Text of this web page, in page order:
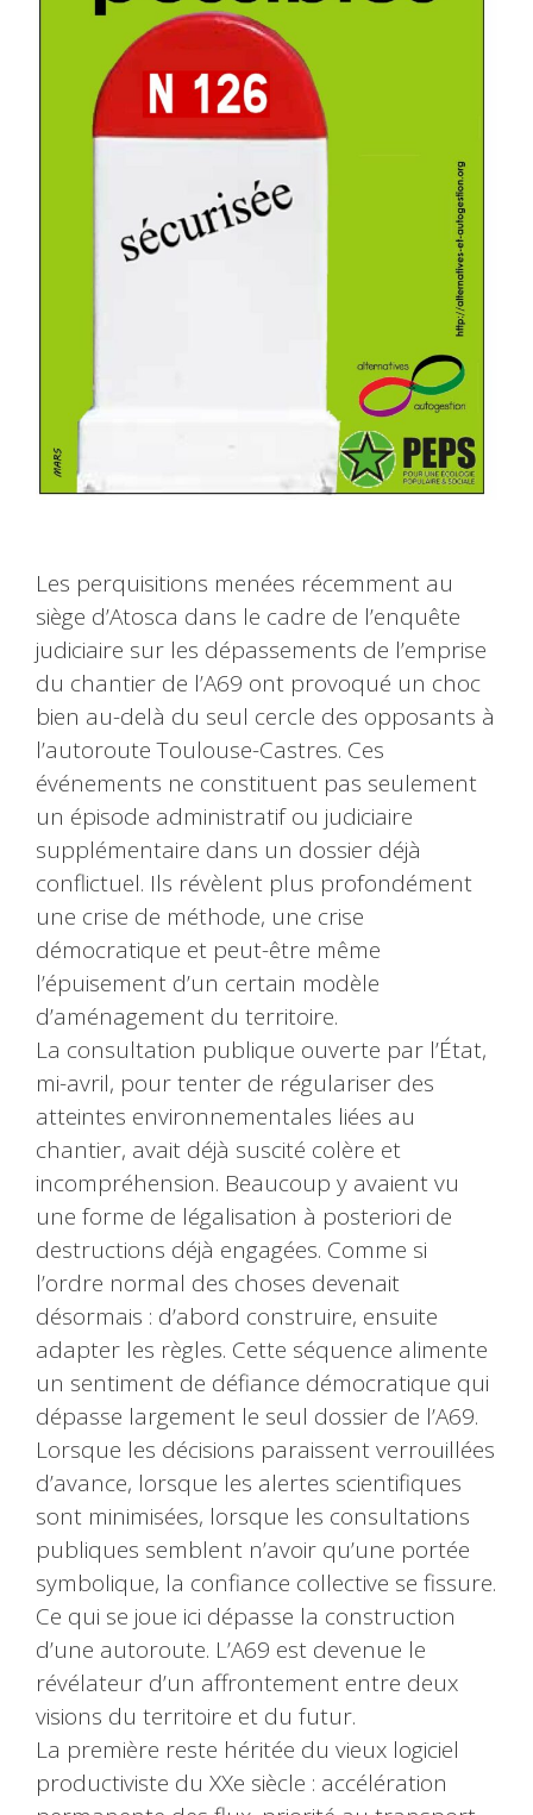
Les perquisitions menées récemment au
siège d’Atosca dans le cadre de l’enquête
judiciaire sur les dépassements de l’emprise
du chantier de l’A69 ont provoqué un choc
bien au-delà du seul cercle des opposants à
l’autoroute Toulouse-Castres. Ces
événements ne constituent pas seulement
un épisode administratif ou judiciaire
supplémentaire dans un dossier déjà
conflictuel. Ils révèlent plus profondément
une crise de méthode, une crise
démocratique et peut-être même
l’épuisement d’un certain modèle
d’aménagement du territoire.
La consultation publique ouverte par l’État,
mi-avril, pour tenter de régulariser des
atteintes environnementales liées au
chantier, avait déjà suscité colère et
incompréhension. Beaucoup y avaient vu
une forme de légalisation à posteriori de
destructions déjà engagées. Comme si
l’ordre normal des choses devenait
désormais : d’abord construire, ensuite
adapter les règles. Cette séquence alimente
un sentiment de défiance démocratique qui
dépasse largement le seul dossier de l’A69.
Lorsque les décisions paraissent verrouillées
d’avance, lorsque les alertes scientifiques
sont minimisées, lorsque les consultations
publiques semblent n’avoir qu’une portée
symbolique, la confiance collective se fissure.
Ce qui se joue ici dépasse la construction
d’une autoroute. L’A69 est devenue le
révélateur d’un affrontement entre deux
visions du territoire et du futur.
La première reste héritée du vieux logiciel
productiviste du XXe siècle : accélération